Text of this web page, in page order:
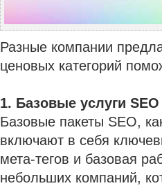
Разные компании
ценовых категорий
1. Базовые услуги SEO
Базовые пакеты SEO,
включают в себя
мета-тегов и базовая
небольших компаний,